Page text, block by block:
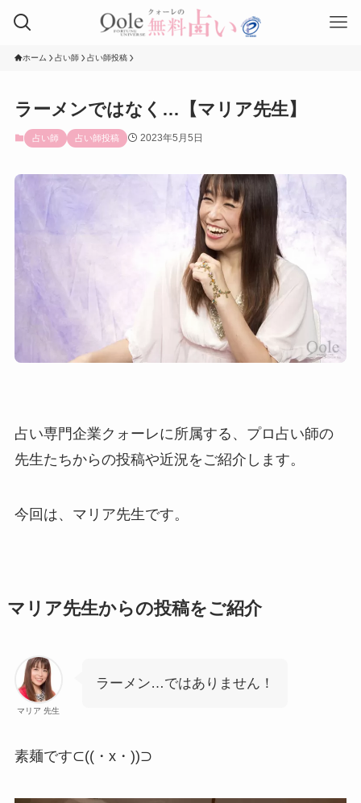
ホーム 占い師 占い師投稿
ラーメンではなく…【マリア先生】
占い師 占い師投稿 2023年5月5日
占い専門企業クォーレに所属する、プロ占い師の
先生たちからの投稿や近況をご紹介します。
今回は、マリア先生です。
マリア先生からの投稿をご紹介
マリア 先生
ラーメン…ではありません！
素麺です⊂((・x・))⊃